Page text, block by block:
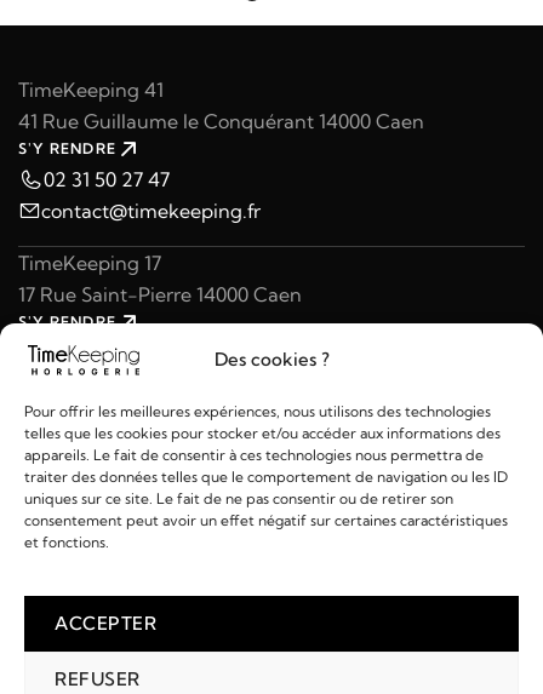
Des cookies ?
Pour offrir les meilleures expériences, nous utilisons des technologies
telles que les cookies pour stocker et/ou accéder aux informations des
appareils. Le fait de consentir à ces technologies nous permettra de
traiter des données telles que le comportement de navigation ou les ID
uniques sur ce site. Le fait de ne pas consentir ou de retirer son
consentement peut avoir un effet négatif sur certaines caractéristiques
et fonctions.
ACCEPTER
REFUSER
TimeKeeping 41
41 Rue Guillaume le Conquérant 14000 Caen
S'Y RENDRE
02 31 50 27 47
contact@timekeeping.fr
TimeKeeping 17
17 Rue Saint-Pierre 14000 Caen
S'Y RENDRE
02 31 47 49 97
contact@timekeeping.fr
Liens utiles
2026 © TIMEKEEPING - Réalisé par